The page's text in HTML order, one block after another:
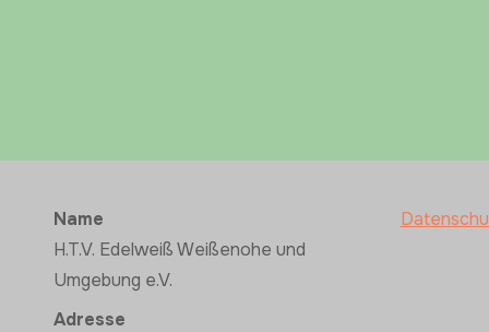
Name
H.T.V. Edelweiß Weißenohe und
Umgebung e.V.
Adresse